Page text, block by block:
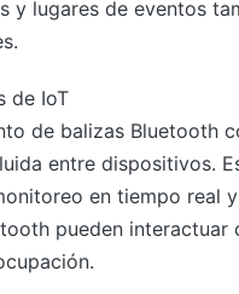
y lugares de eventos
de IoT
de balizas Bluetooth
entre dispositivos.
en tiempo real
pueden